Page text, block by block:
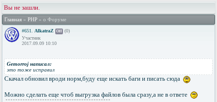
Вы не зашли.
Главная » PHP » о Форуме
#651. AlkatraZ Off (0)
Участник
2017.09.09 10:10
Gemorroj написал:
это тоже исправил
Скачал обновил вроди норм,буду еще искать баги и писать сюда
Можно сделать еще чтоб выгрузка файлов была сразу,а не в ответе